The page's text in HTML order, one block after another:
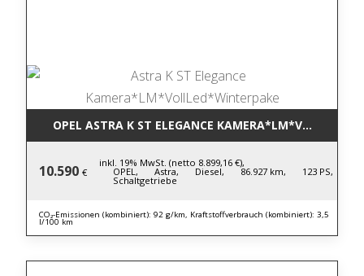
OPEL ASTRA K ST ELEGANCE
10.590 €
inkl. 19% MwSt. (netto 8.899,16 €),
OPEL, Astra, Diesel, 86.927 km, 123 PS,
Schaltgetriebe
CO₂-Emissionen (kombiniert): 92 g/km, Kraftstoffverbrauch (kombiniert): 3,5
l/100 km